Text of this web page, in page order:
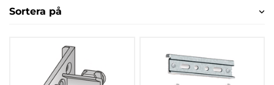
Sortera på